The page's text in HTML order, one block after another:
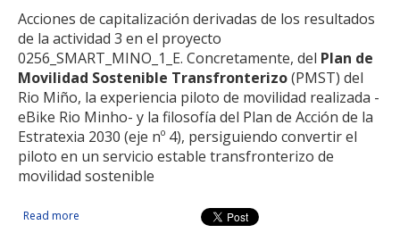
Acciones de capitalización derivadas de los resultados
de la actividad 3 en el proyecto
0256_SMART_MINO_1_E. Concretamente, del Plan de
Movilidad Sostenible Transfronterizo(PMST) del
Rio Miño, la experiencia piloto de movilidad realizada -
eBike Rio Minho- y la filosofía del Plan de Acción de la
Estratexia 2030 (eje nº 4), persiguiendo convertir el
piloto en un servicio estable transfronterizo de
movilidad sostenible
Read more about Promoción de las dinámicas de movilidad sostenible